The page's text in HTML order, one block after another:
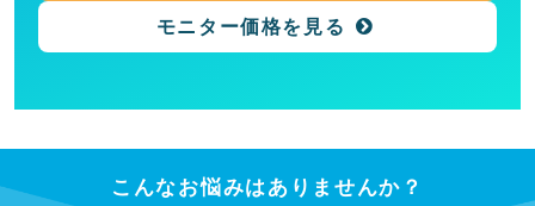
モニター価格を見る
こんなお悩みはありませんか？